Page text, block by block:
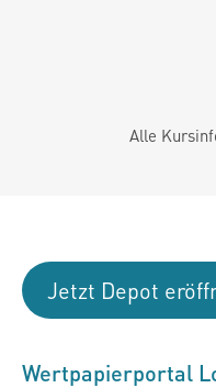
Alle
Jetzt Depot
Wertpapierportal